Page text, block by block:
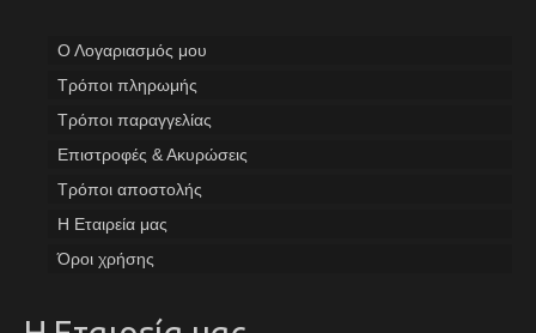
Ο Λογαριασμός μου
Tρόποι πληρωμής
Τρόποι παραγγελίας
Επιστροφές & Ακυρώσεις
Τρόποι αποστολής
Η Εταιρεία μας
Όροι χρήσης